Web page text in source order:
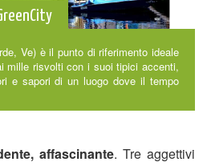
Ve) è il punto di riferimento ideale
mille risvolti con i suoi tipici accenti,
e sapori di un luogo dove il tempo
affascinante. Tre aggettivi